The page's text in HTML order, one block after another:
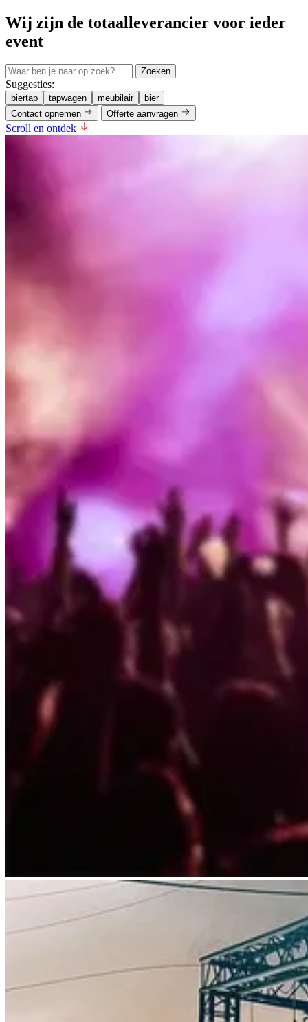
Wij zijn de totaalleverancier voor ieder
event
Zoeken
Suggesties:
biertap tapwagen meubilair
bier
Contact opnemen
Offerte aanvragen
Scroll en ontdek